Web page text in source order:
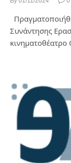
Συνάντησης
κινηματοθέατρο